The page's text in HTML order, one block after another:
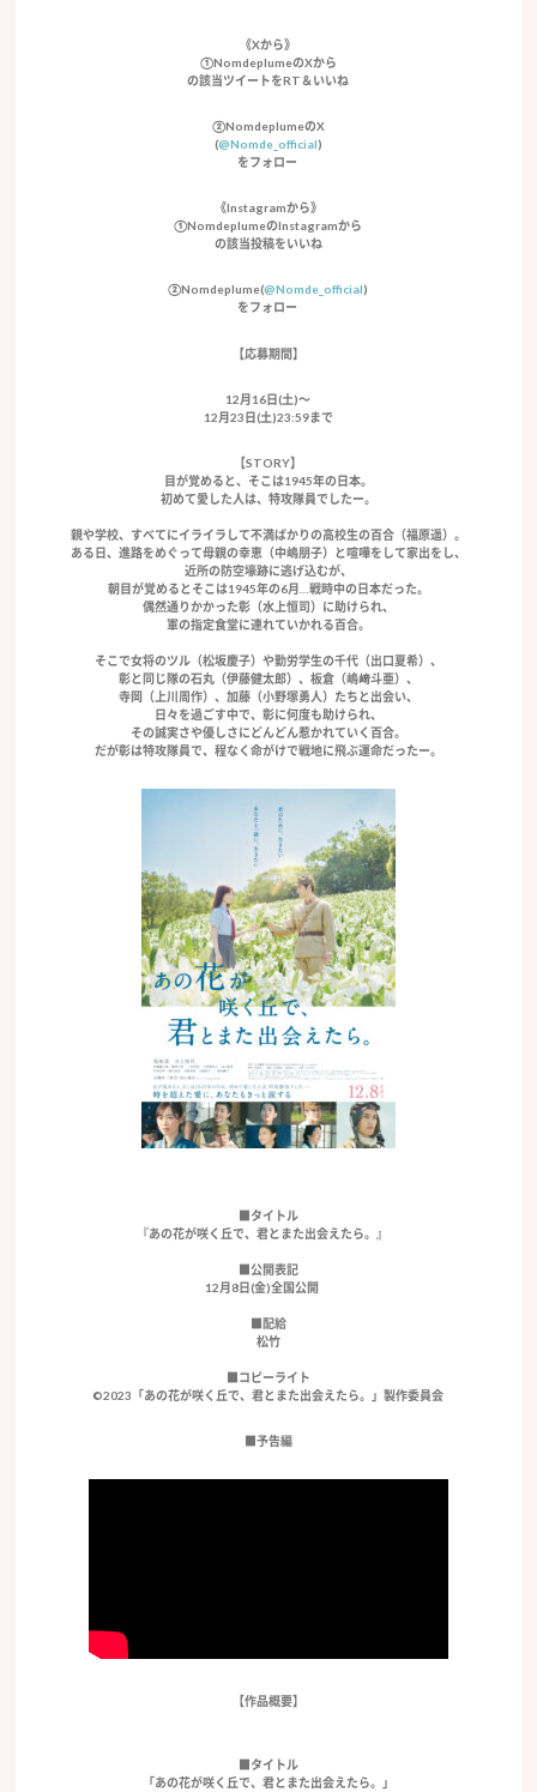
《Xから》
①NomdeplumeのXから
の該当ツイートをRT＆いいね
②NomdeplumeのX
(@Nomde_official)
をフォロー
《Instagramから》
①NomdeplumeのInstagramから
の該当投稿をいいね
②Nomdeplume(@Nomde_official)
をフォロー
【応募期間】
12月16日(土)〜
12月23日(土)23:59まで
【STORY】
目が覚めると、そこは1945年の日本。
初めて愛した人は、特攻隊員でしたー。
親や学校、すべてにイライラして不満ばかりの高校生の百合（福原遥）。
ある日、進路をめぐって母親の幸恵（中嶋朋子）と喧嘩をして家出をし、
近所の防空壕跡に逃げ込むが、
朝目が覚めるとそこは1945年の6月…戦時中の日本だった。
偶然通りかかった彰（水上恒司）に助けられ、
軍の指定食堂に連れていかれる百合。
そこで女将のツル（松坂慶子）や勤労学生の千代（出口夏希）、
彰と同じ隊の石丸（伊藤健太郎）、板倉（嶋﨑斗亜）、
寺岡（上川周作）、加藤（小野塚勇人）たちと出会い、
日々を過ごす中で、彰に何度も助けられ、
その誠実さや優しさにどんどん惹かれていく百合。
だが彰は特攻隊員で、程なく命がけで戦地に飛ぶ運命だったー。
■タイトル
『あの花が咲く丘で、君とまた出会えたら。』
■公開表記
12月8日(金)全国公開
■配給
松竹
■コピーライト
©2023「あの花が咲く丘で、君とまた出会えたら。」製作委員会
■予告編
【作品概要】
■タイトル
「あの花が咲く丘で、君とまた出会えたら。」